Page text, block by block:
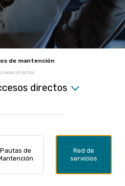
de mantención
directos
directos
Pautas de
Red de
servicios